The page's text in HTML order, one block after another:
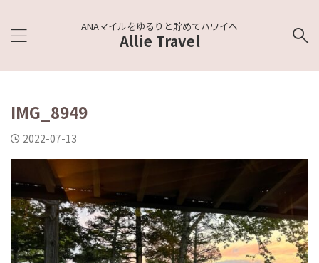
ANAマイルをゆるりと貯めてハワイへ
Allie Travel
IMG_8949
2022-07-13